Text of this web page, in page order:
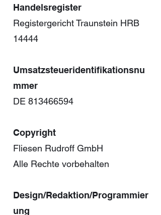
Handelsregister
Registergericht Traunstein HRB
14444
Umsatzsteueridentifikationsnu
mmer
DE 813466594
Copyright
Fliesen Rudroff GmbH
Alle Rechte vorbehalten
Design/Redaktion/Programmier
ung